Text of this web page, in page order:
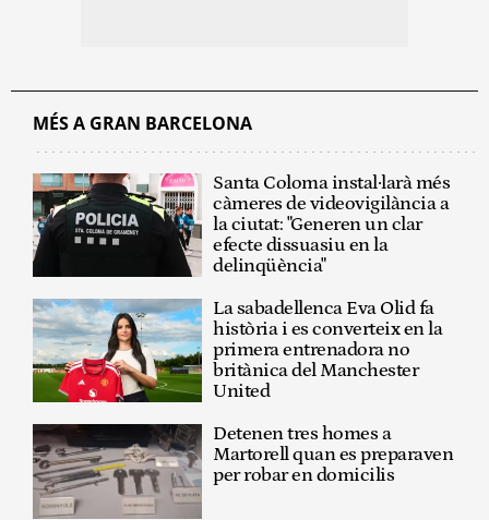
MÉS A GRAN BARCELONA
Santa Coloma instal·larà més
càmeres de videovigilància a
la ciutat: "Generen un clar
efecte dissuasiu en la
delinqüència"
La sabadellenca Eva Olid fa
història i es converteix en la
primera entrenadora no
britànica del Manchester
United
Detenen tres homes a
Martorell quan es preparaven
per robar en domicilis